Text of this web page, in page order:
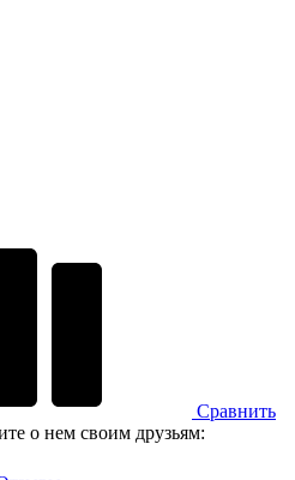
Сравнить
о нем своим друзьям: